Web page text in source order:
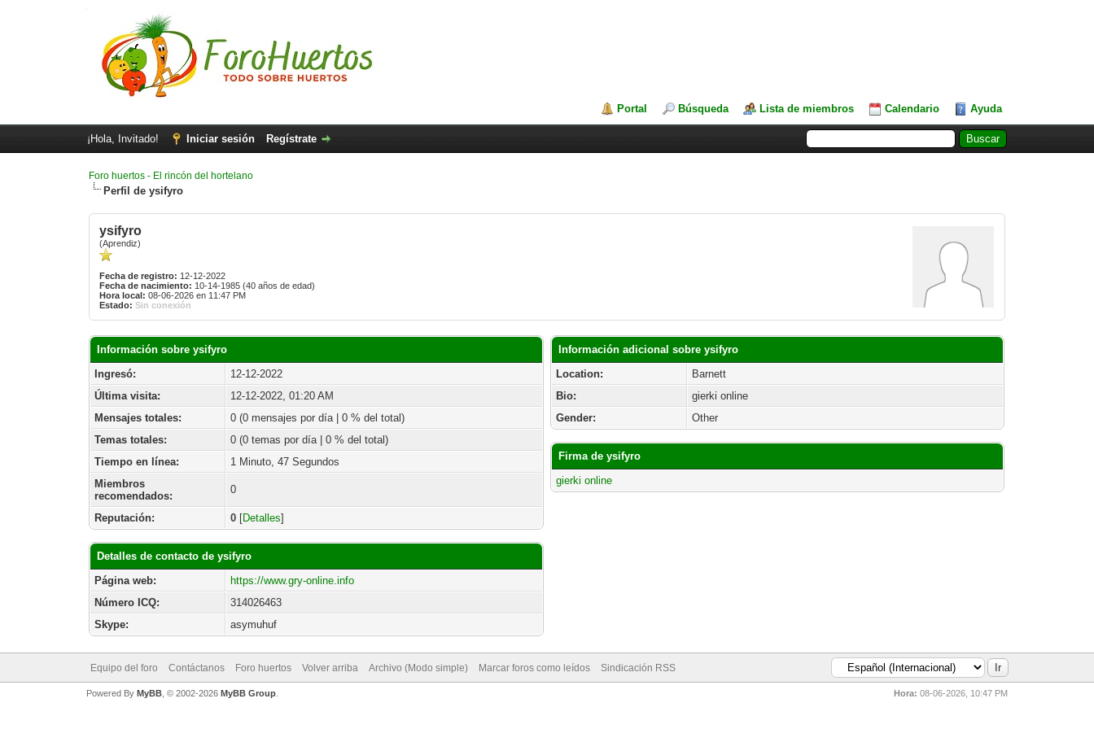
Portal Búsqueda Lista de miembros Calendario Ayuda
¡Hola, Invitado! Iniciar sesión Regístrate
Foro huertos - El rincón del hortelano
Perfil de ysifyro
ysifyro
(Aprendiz)
Fecha de registro: 12-12-2022
Fecha de nacimiento: 10-14-1985 (40 años de edad)
Hora local: 08-06-2026 en 11:47 PM
Estado: Sin conexión
Información sobre ysifyro
Ingresó:
12-12-2022
Última visita:
12-12-2022, 01:20 AM
Mensajes totales:
0 (0 mensajes por día | 0 % del total)
Temas totales:
0 (0 temas por día | 0 % del total)
Tiempo en línea:
1 Minuto, 47 Segundos
Miembros
recomendados:
0
Reputación: 0 [Detalles]
Detalles de contacto de ysifyro
Página web:
https://www.gry-online.info
Número ICQ:
314026463
Skype:
asymuhuf
Información adicional sobre ysifyro
Location:
Barnett
Bio:
gierki online
Gender:
Other
Firma de ysifyro
gierki online
Equipo del foro Contáctanos Foro huertos Volver arriba Archivo (Modo simple) Marcar foros como leídos Sindicación RSS
Hora: 08-06-2026, 10:47 PM
Powered By MyBB, © 2002-2026 MyBB Group.